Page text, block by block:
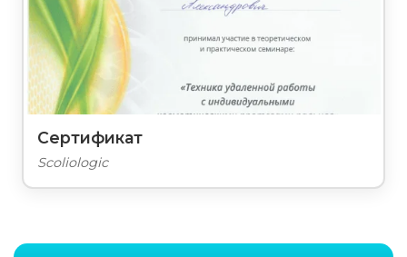
Сертификат
Scoliologic